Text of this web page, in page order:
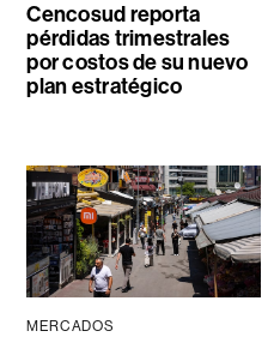
Cencosud reporta
pérdidas trimestrales
por costos de su nuevo
plan estratégico
MERCADOS